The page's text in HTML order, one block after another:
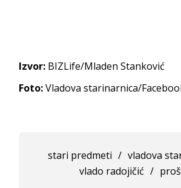
Izvor: BIZLife/Mladen Stanković
Foto:Vladova starinarnica/
stari predmeti / vladova
vlado radojičić /